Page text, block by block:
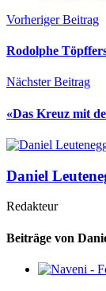
Vorheriger Beitrag
Rodolphe
Nächster Beitrag
«Das Kreuz mit
Daniel
Redakteur
Beiträge von